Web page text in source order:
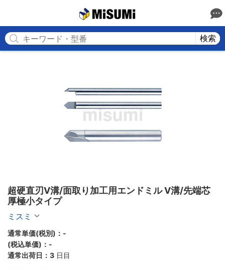
検索
超硬直刃V溝/面取り加工用エンドミル V溝/先端芯
厚極小タイプ
ミスミ
通常単価(税別)： -
(税込単価)： -
通常出荷日： 3 日目